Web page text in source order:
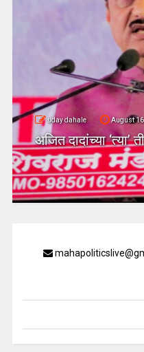
uday dahale August
अजित दादांच्या ‘त्या’